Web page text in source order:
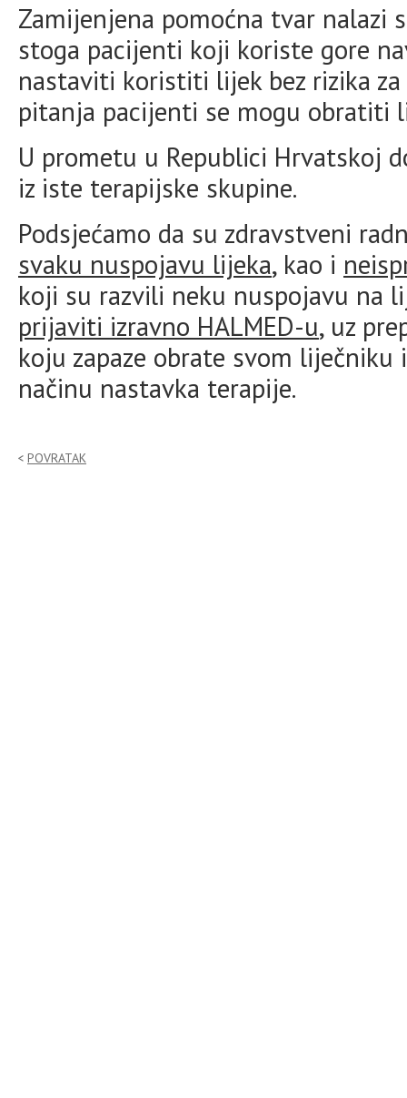
Zamijenjena pomoćna tvar nalazi
stoga pacijenti koji koriste gore
nastaviti koristiti lijek bez rizika
pitanja pacijenti se mogu obratiti
U prometu u Republici Hrvatskoj
iz iste terapijske skupine.
Podsjećamo da su zdravstveni
svaku nuspojavu lijeka, kao i
koji su razvili neku nuspojavu na
prijaviti izravno HALMED-u, uz
koju zapaze obrate svom
načinu nastavka terapije.
POVRATAK